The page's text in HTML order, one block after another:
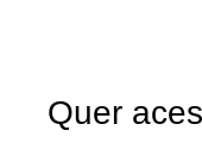
Quer